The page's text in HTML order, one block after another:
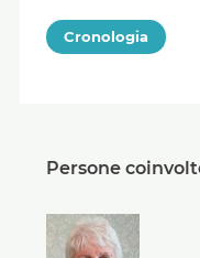
Cronologia
Persone